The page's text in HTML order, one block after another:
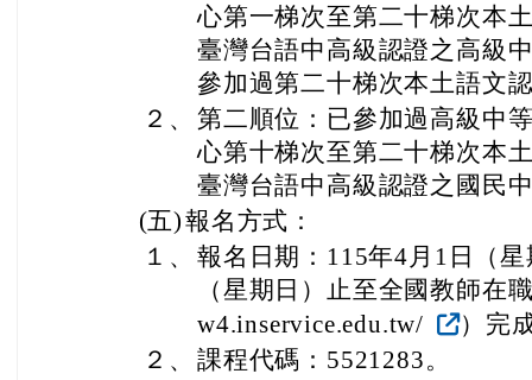
心第一梯次至第二十梯次本
臺灣台語中高級認證之高級
參加過第二十梯次本土語文
２、 第二順位：已參加過高級中
心第十梯次至第二十梯次本
臺灣台語中高級認證之國民
(五)報名方式：
１、 報名日期：115年4月1日（
（星期日）止至全國教師在
w4.inservice.edu.tw/
）完
２、 課程代碼：5521283。